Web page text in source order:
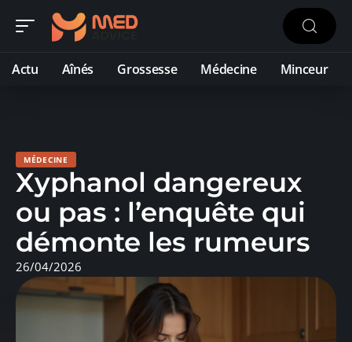
Actu Aînés Grossesse Médecine Minceur
MÉDECINE
Xyphanol dangereux
ou pas : l’enquête qui
démonte les rumeurs
26/04/2026